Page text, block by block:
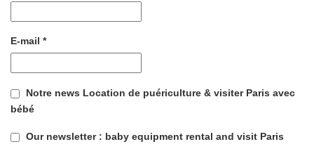
E-mail *
Notre news Location de puériculture & visiter Paris avec
bébé
Our newsletter : baby equipment rental and visit Paris